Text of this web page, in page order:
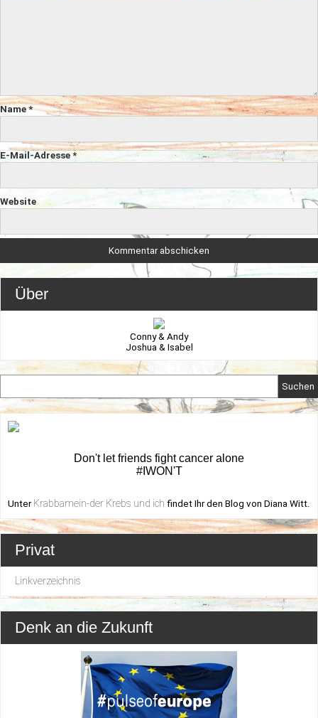
Name*
E-Mail-Adresse *
Website
Über
Conny & Andy
Joshua & Isabel
Suchen
Don't let friends fight cancer alone
#IWON'T
Unter Krabbamein-der Krebs und ich findet Ihr den Blog von Diana Witt.
Privat
Linkverzeichnis
Denk an die Zukunft